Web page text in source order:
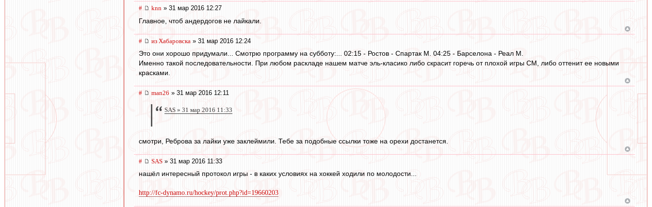
# knn » 31 мар 2016 12:27
Главное, чтоб андердогов не лайкали.
# из Хабаровска » 31 мар 2016 12:24
Это они хорошо придумали... Смотрю программу на субботу:... 02:15 - Ростов - Спартак М. 04:25 - Барселона - Реал М.
Именно такой последовательности. При любом раскладе нашем матче эль-класико либо скрасит горечь от плохой игры СМ, либо оттенит ее новыми
красками.
# man26 » 31 мар 2016 12:11
SAS » 31 мар 2016 11:33
смотри, Реброва за лайки уже заклеймили. Тебе за подобные ссылки тоже на орехи достанется.
# SAS » 31 мар 2016 11:33
нашёл интересный протокол игры - в каких условиях на хоккей ходили по молодости...
http://fc-dynamo.ru/hockey/prot.php?id=19660203